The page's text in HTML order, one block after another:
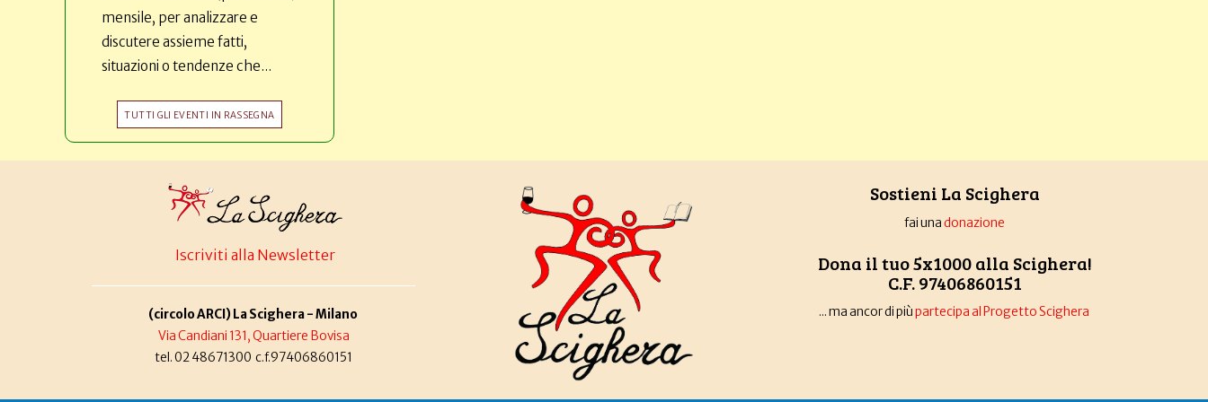
mensile, per analizzare e
discutere assieme fatti,
situazioni o tendenze che...
TUTTI GLI EVENTI IN RASSEGNA
Iscriviti alla Newsletter
(circolo ARCI) La Scighera - Milano
Via Candiani 131, Quartiere Bovisa
tel. 02 48671300 c.f.97406860151
Sostieni La Scighera
fai unadonazione
Dona il tuo 5x1000 alla Scighera!
C.F. 97406860151
... ma ancor di piùpartecipa al Progetto Scighera